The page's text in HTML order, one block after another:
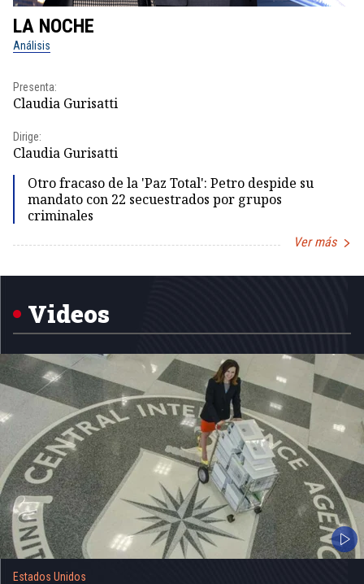
LA NOCHE
Análisis
Presenta:
Claudia Gurisatti
Dirige:
Claudia Gurisatti
Otro fracaso de la 'Paz Total': Petro despide su
mandato con 22 secuestrados por grupos
criminales
Ver más
Videos
Estados Unidos